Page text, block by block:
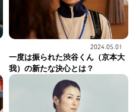
2024.05.01
一度は振られた渋谷くん（京本大
我）の新たな決心とは？